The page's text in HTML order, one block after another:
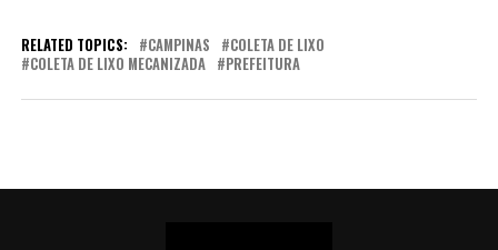
RELATED TOPICS: CAMPINAS
COLETA DE LIXO
COLETA DE LIXO MECANIZADA
PREFEITURA